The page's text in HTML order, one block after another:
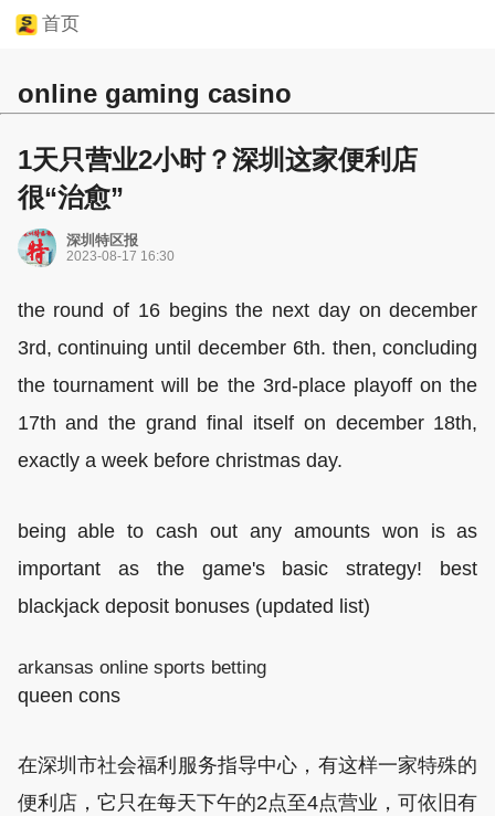
首页
online gaming casino
1天只营业2小时？深圳这家便利店
很“治愈”
深圳特区报
2023-08-17 16:30
the round of 16 begins the next day on december
3rd, continuing until december 6th. then, concluding
the tournament will be the 3rd-place playoff on the
17th and the grand final itself on december 18th,
exactly a week before christmas day.
being able to cash out any amounts won is as
important as the game's basic strategy! best
blackjack deposit bonuses (updated list)
arkansas online sports betting
queen cons
在深圳市社会福利服务指导中心，有这样一家特殊的
便利店，它只在每天下午的2点至4点营业，可依旧有